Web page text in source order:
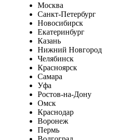
Москва
Санкт-Петербург
Новосибирск
Екатеринбург
Казань
Нижний Новгород
Челябинск
Красноярск
Самара
Уфа
Ростов-на-Дону
Омск
Краснодар
Воронеж
Пермь